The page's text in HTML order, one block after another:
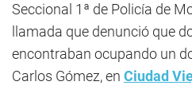
Seccional 1ª de Policía de
llamada que denunció que
encontraban ocupando un
Carlos Gómez, en Ciudad